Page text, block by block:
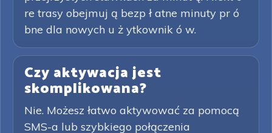
re trasy obejmuj ą bezp ł atne minuty pr ó
bne dla nowych u ż ytkownik ó w.
Czy aktywacja jest
skomplikowana?
Nie. Możesz łatwo aktywować za pomocą
SMS-a lub szybkiego połączenia